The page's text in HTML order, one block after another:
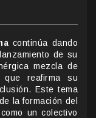
continúa dando
de su
mezcla de
reafirma su
Este tema
la formación del
un colectivo